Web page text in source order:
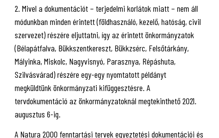
2. Mivel a dokumentációt – terjedelmi korlátok miatt – nem áll
módunkban minden érintett (földhasználó, kezelő, hatóság, civil
szervezet) részére eljuttatni, így az érintett önkormányzatok
(Bélapátfalva, Bükkszentkereszt, Bükkzsérc, Felsőtárkány,
Mályinka, Miskolc, Nagyvisnyó, Parasznya, Répáshuta,
Szilvásvárad) részére egy-egy nyomtatott példányt
megküldtünk önkormányzati kifüggesztésre. A
tervdokumentáció az önkormányzatoknál megtekinthető 2021.
augusztus 6-ig.
A Natura 2000 fenntartási tervek egyeztetési dokumentációi és